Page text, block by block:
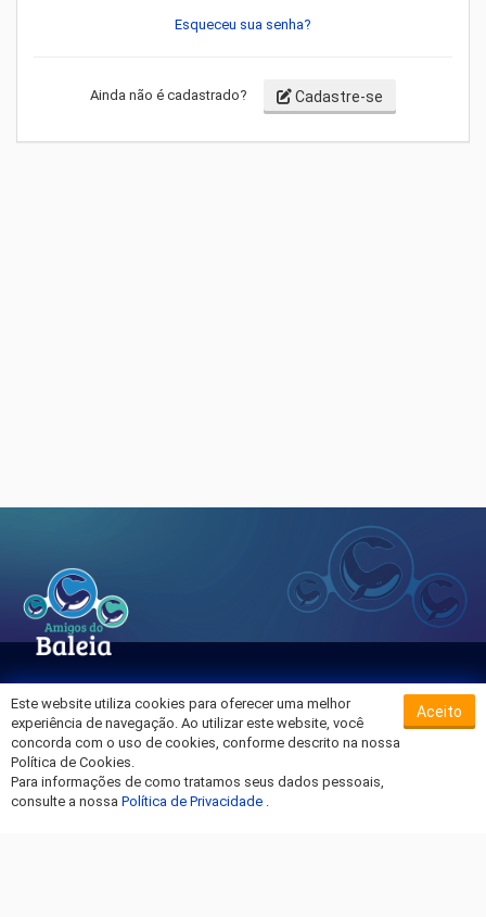
Esqueceu sua senha?
Ainda não é cadastrado? Cadastre-se
Sobre o Hospital da Baleia
Termos de Uso
Política de Privacidade
Entre em Contato
Este website utiliza cookies para oferecer uma melhor
experiência de navegação. Ao utilizar este website, você
concorda com o uso de cookies, conforme descrito na nossa
Política de Cookies.
Para informações de como tratamos seus dados pessoais,
consulte a nossa Política de Privacidade .
Aceito